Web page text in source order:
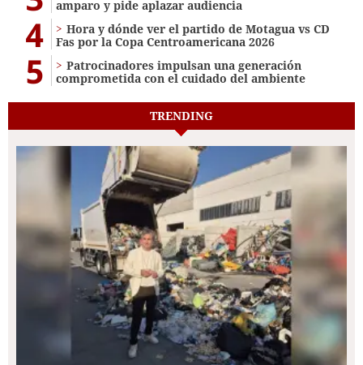
amparo y pide aplazar audiencia
4
Hora y dónde ver el partido de Motagua vs CD
Fas por la Copa Centroamericana 2026
5
Patrocinadores impulsan una generación
comprometida con el cuidado del ambiente
TRENDING